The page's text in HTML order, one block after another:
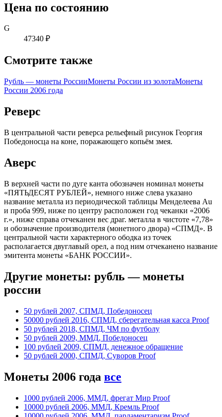
Цена по состоянию
G
47340 ₽
Смотрите также
Рубль — монеты РоссииМонеты России из золотаМонеты
России 2006 года
Реверс
В центральной части реверса рельефный рисунок Георгия
Победоносца на коне, поражающего копьём змея.
Аверс
В верхней части по дуге канта обозначен номинал монеты
«ПЯТЬДЕСЯТ РУБЛЕЙ», немного ниже слева указано
название металла из периодической таблицы Менделеева Au
и проба 999, ниже по центру расположен год чеканки «2006
г.», ниже справа отчеканен вес драг. металла в чистоте «7,78»
и обозначение производителя (монетного двора) «СПМД». В
центральной части характерного ободка из точек
располагается двуглавый орел, а под ним отчеканено название
эмитента монеты «БАНК РОССИИ».
Другие монеты: рубль — монеты
россии
50 рублей 2007, СПМД, Победоносец
50000 рублей 2016, СПМД, сберегательная касса Proof
50 рублей 2018, СПМД, ЧМ по футболу
50 рублей 2009, ММД, Победоносец
100 рублей 2009, СПМД, денежное обращение
50 рублей 2000, СПМД, Суворов Proof
Монеты 2006 года все
1000 рублей 2006, ММД, фрегат Мир Proof
10000 рублей 2006, ММД, Кремль Proof